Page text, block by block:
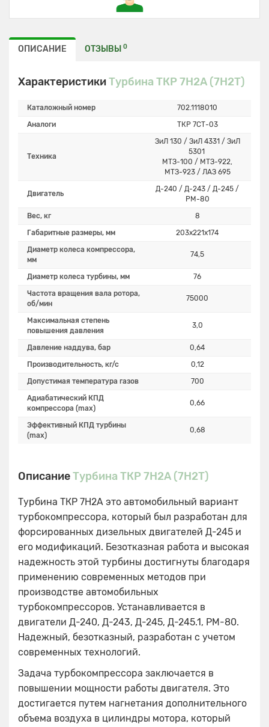
ОПИСАНИЕ ОТЗЫВЫ 0
ХарактеристикиТурбина ТКР 7Н2А (7Н2Т)
Каталожный номер
702.1118010
Аналоги
ТКР 7СТ-03
Техника
ЗиЛ 130 / ЗиЛ 4331 / ЗиЛ
5301
МТЗ-100 / МТЗ-922,
МТЗ-923 / ЛАЗ 695
Двигатель
Д-240 / Д-243 / Д-245 /
РМ-80
Вес, кг
8
Габаритные размеры, мм
203х221х174
Диаметр колеса компрессора,
мм
74,5
Диаметр колеса турбины, мм
76
Частота вращения вала ротора,
об/мин
75000
Максимальная степень
повышения давления
3,0
Давление наддува, бар
0,64
Производительность, кг/с
0,12
Допустимая температура газов
700
Адиабатический КПД
компрессора (max)
0,66
Эффективный КПД турбины
(max)
0,68
ОписаниеТурбина ТКР 7Н2А (7Н2Т)
Турбина ТКР 7Н2А это автомобильный вариант
турбокомпрессора, который был разработан для
форсированных дизельных двигателей Д-245 и
его модификаций. Безотказная работа и высокая
надежность этой турбины достигнуты благодаря
применению современных методов при
производстве автомобильных
турбокомпрессоров. Устанавливается в
двигатели Д-240, Д-243, Д-245, Д-245.1, РМ-80.
Надежный, безотказный, разработан с учетом
современных технологий.
Задача турбокомпрессора заключается в
повышении мощности работы двигателя. Это
достигается путем нагнетания дополнительного
объема воздуха в цилиндры мотора, который